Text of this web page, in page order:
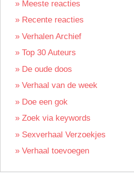
» Meeste reacties
» Recente reacties
» Verhalen Archief
» Top 30 Auteurs
» De oude doos
» Verhaal van de week
» Doe een gok
» Zoek via keywords
» Sexverhaal Verzoekjes
» Verhaal toevoegen